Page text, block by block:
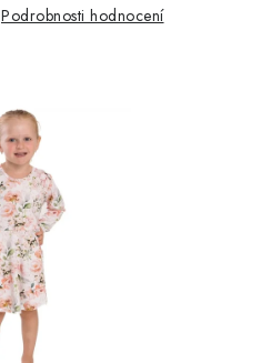
a platba
a výměnu
Podrobnosti hodnocení